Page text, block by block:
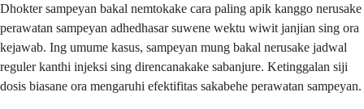
Dhokter sampeyan bakal nemtokake cara paling apik kanggo nerusake
perawatan sampeyan adhedhasar suwene wektu wiwit janjian sing ora
kejawab. Ing umume kasus, sampeyan mung bakal nerusake jadwal
reguler kanthi injeksi sing direncanakake sabanjure. Ketinggalan siji
dosis biasane ora mengaruhi efektifitas sakabehe perawatan sampeyan.